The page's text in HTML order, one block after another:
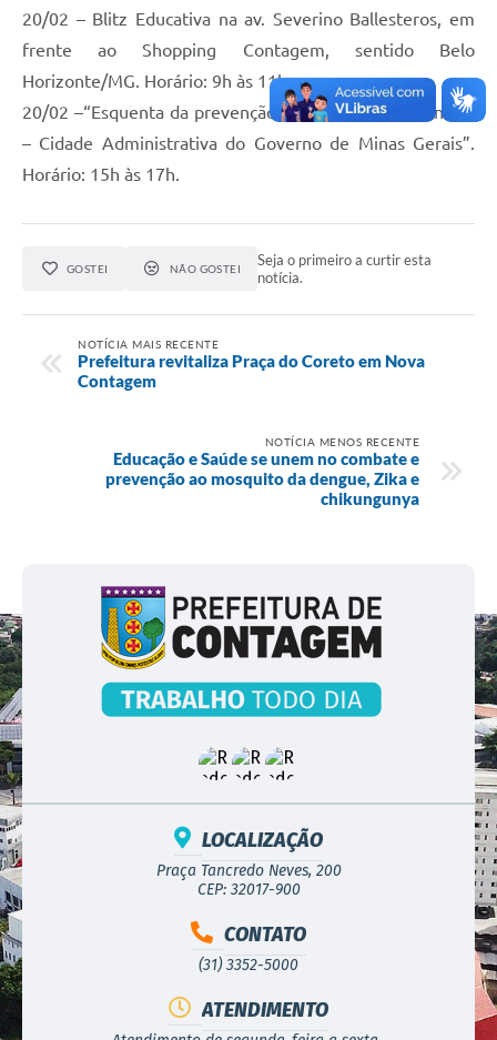
20/02 – Blitz Educativa na av. Severino Ballesteros, em
frente ao Shopping Contagem, sentido Belo
Horizonte/MG. Horário: 9h às 11h;
20/02 –“Esquenta da prevenção no contexto do Carnaval
– Cidade Administrativa do Governo de Minas Gerais”.
Horário: 15h às 17h.
GOSTEI NÃO GOSTEI
Seja o primeiro a curtir esta
notícia.
NOTÍCIA MAIS RECENTE
Prefeitura revitaliza Praça do Coreto em Nova
Contagem
NOTÍCIA MENOS RECENTE
Educação e Saúde se unem no combate e
prevenção ao mosquito da dengue, Zika e
chikungunya
LOCALIZAÇÃO
Praça Tancredo Neves, 200
CEP: 32017-900
CONTATO
(31) 3352-5000
ATENDIMENTO